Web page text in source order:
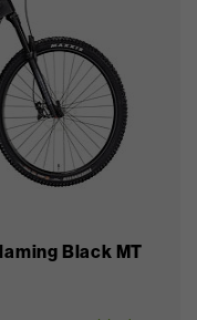
Black MT